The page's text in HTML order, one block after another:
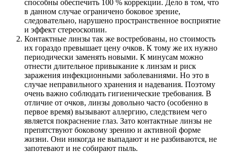
способны обеспечить 100 % коррекции. Дело в том, что
в данном случае ограничено боковое зрение,
следовательно, нарушено пространственное восприятие
и эффект стереоскопии.
Контактные линзы так же востребованы, но стоимость
их гораздо превышает цену очков. К тому же их нужно
периодически заменять новыми. К минусам можно
отнести длительное привыкание к линзам и риск
заражения инфекционными заболеваниями. Но это в
случае неправильного хранения и надевания. Поэтому
очень важно соблюдать гигиенические требования. В
отличие от очков, линзы довольно часто (особенно в
первое время) вызывают аллергию, следствием чего
является покраснение глаз. Зато контактные линзы не
препятствуют боковому зрению и активной форме
жизни. Они никогда не выпадают и не разбиваются, не
запотевают и не собирают пыль.